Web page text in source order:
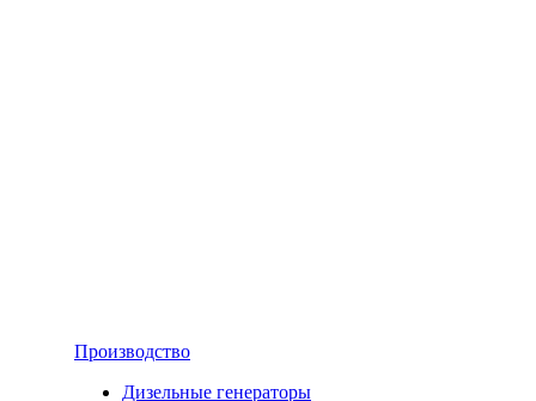
Производство
Дизельные генераторы